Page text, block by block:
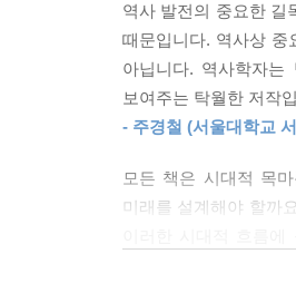
역사적 판결들이 오
대모인 ‘팽크허스트
민주주의가 뿌리내
되고서는 대법원의
판결을 내린 판사들의
한편, 이 책에서는 역
역사 발전의 중요한 길
때문입니다. 역사상 중
아닙니다. 역사학자
보여주는 탁월한 저작
- 주경철 (서울대학교
모든 책은 시대적 목
미래를 설계해야 할까